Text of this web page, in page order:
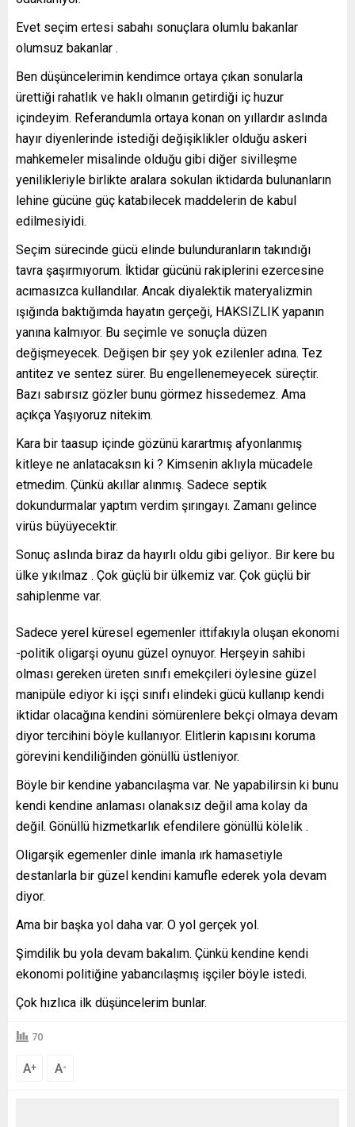
Evet seçim ertesi sabahı sonuçlara olumlu bakanlar
olumsuz bakanlar .
Ben düşüncelerimin kendimce ortaya çıkan sonularla
ürettiği rahatlık ve haklı olmanın getirdiği iç huzur
içindeyim. Referandumla ortaya konan on yıllardır aslında
hayır diyenlerinde istediği değişiklikler olduğu askeri
mahkemeler misalinde olduğu gibi diğer sivilleşme
yenilikleriyle birlikte aralara sokulan iktidarda bulunanların
lehine gücüne güç katabilecek maddelerin de kabul
edilmesiyidi.
Seçim sürecinde gücü elinde bulunduranların takındığı
tavra şaşırmıyorum. İktidar gücünü rakiplerini ezercesine
acımasızca kullandılar. Ancak diyalektik materyalizmin
ışığında baktığımda hayatın gerçeği, HAKSIZLIK yapanın
yanına kalmıyor. Bu seçimle ve sonuçla düzen
değişmeyecek. Değişen bir şey yok ezilenler adına. Tez
antitez ve sentez sürer. Bu engellenemeyecek süreçtir.
Bazı sabırsız gözler bunu görmez hissedemez. Ama
açıkça Yaşıyoruz nitekim.
Kara bir taasup içinde gözünü karartmış afyonlanmış
kitleye ne anlatacaksın ki ? Kimsenin aklıyla mücadele
etmedim. Çünkü akıllar alınmış. Sadece septik
dokundurmalar yaptım verdim şırıngayı. Zamanı gelince
virüs büyüyecektir.
Sonuç aslında biraz da hayırlı oldu gibi geliyor.. Bir kere bu
ülke yıkılmaz . Çok güçlü bir ülkemiz var. Çok güçlü bir
sahiplenme var.
Sadece yerel küresel egemenler ittifakıyla oluşan ekonomi
-politik oligarşi oyunu güzel oynuyor. Herşeyin sahibi
olması gereken üreten sınıfı emekçileri öylesine güzel
manipüle ediyor ki işçi sınıfı elindeki gücü kullanıp kendi
iktidar olacağına kendini sömürenlere bekçi olmaya devam
diyor tercihini böyle kullanıyor. Elitlerin kapısını koruma
görevini kendiliğinden gönüllü üstleniyor.
Böyle bir kendine yabancılaşma var. Ne yapabilirsin ki bunu
kendi kendine anlaması olanaksız değil ama kolay da
değil. Gönüllü hizmetkarlık efendilere gönüllü kölelik .
Oligarşik egemenler dinle imanla ırk hamasetiyle
destanlarla bir güzel kendini kamufle ederek yola devam
diyor.
Ama bir başka yol daha var. O yol gerçek yol.
Şimdilik bu yola devam bakalım. Çünkü kendine kendi
ekonomi politiğine yabancılaşmış işçiler böyle istedi.
Çok hızlıca ilk düşüncelerim bunlar.
70
A+ A-